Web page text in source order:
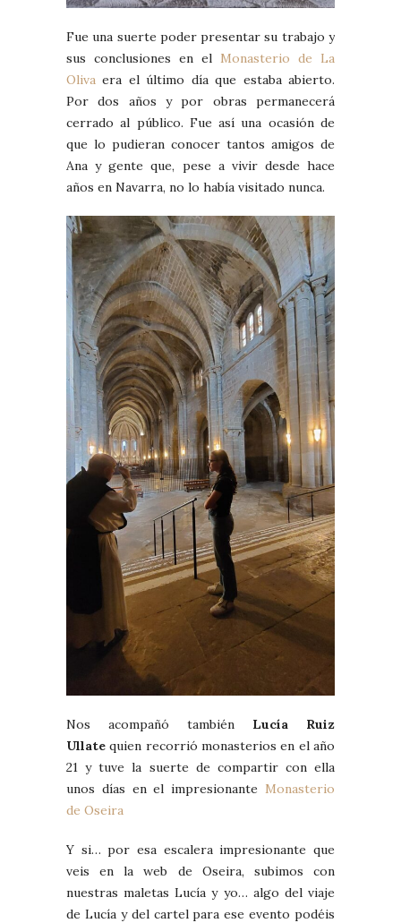
Fue una suerte poder presentar su trabajo y
sus conclusiones en el Monasterio de La
Oliva era el último día que estaba abierto.
Por dos años y por obras permanecerá
cerrado al público. Fue así una ocasión de
que lo pudieran conocer tantos amigos de
Ana y gente que, pese a vivir desde hace
años en Navarra, no lo había visitado nunca.
Nos acompañó también Lucía Ruiz
Ullatequien recorrió monasterios en el año
21 y tuve la suerte de compartir con ella
unos días en el impresionante Monasterio
de Oseira
Y si… por esa escalera impresionante que
veis en la web de Oseira, subimos con
nuestras maletas Lucía y yo… algo del viaje
de Lucía y del cartel para ese evento podéis